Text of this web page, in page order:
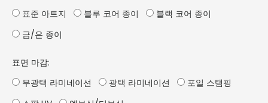
표준 아트지
블루 코어 종이
블랙 코어 종이
금/은 종이
표면 마감:
무광택 라미네이션
광택 라미네이션
포일 스탬핑